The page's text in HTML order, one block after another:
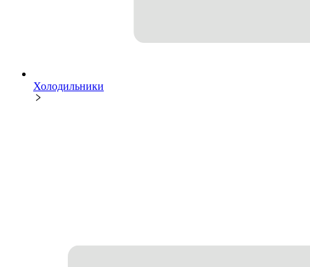
Холодильники